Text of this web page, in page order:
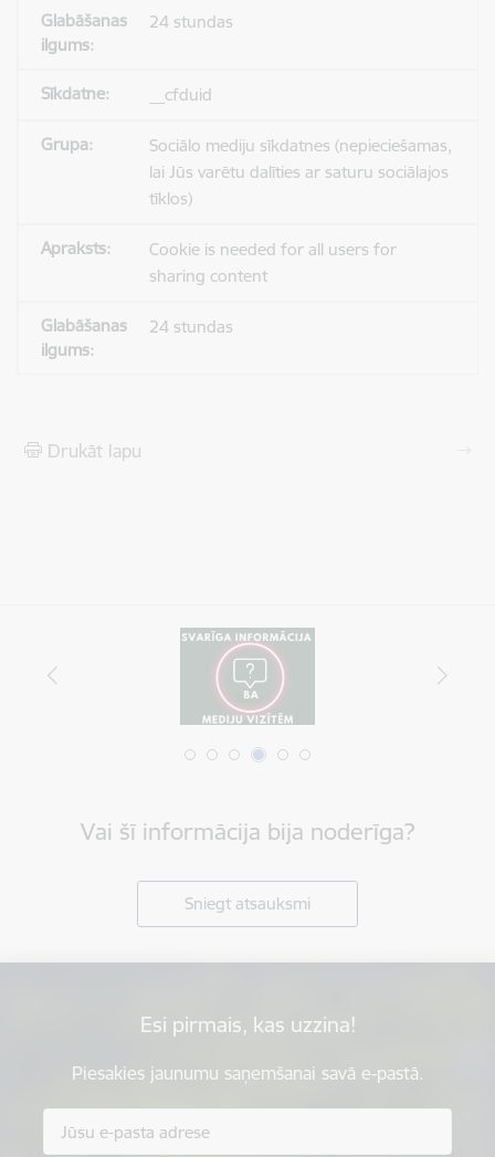
24 stundas
__cfduid
Sociālo mediju sīkdatnes (nepieciešamas,
lai Jūs varētu dalīties ar saturu sociālajos
tīklos)
Cookie is needed for all users for
sharing content
24 stundas
Drukāt lapu
Vai šī informācija bija noderīga?
Sniegt atsauksmi
Esi pirmais, kas uzzina!
Piesakies jaunumu saņemšanai savā e-pastā.